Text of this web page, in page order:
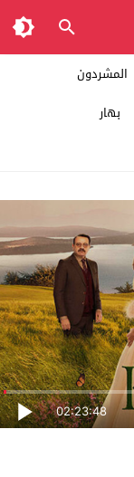
المشردون
بهار
02:23:48